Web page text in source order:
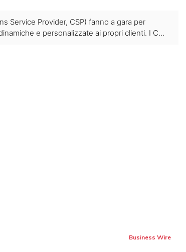
Service Provider, CSP) fanno a gara per
e personalizzate ai propri clienti. I C...
Business Wire